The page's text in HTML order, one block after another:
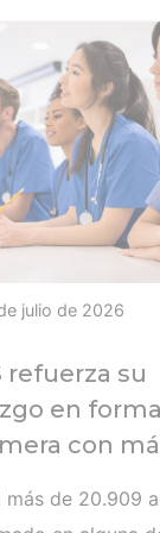
julio de 2026
refuerza su
en
con
más de 20.909